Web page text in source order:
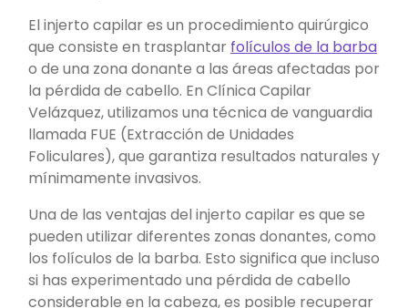
El injerto capilar es un procedimiento quirúrgico
que consiste en trasplantar folículos de la barba
o de una zona donante a las áreas afectadas por
la pérdida de cabello. En Clínica Capilar
Velázquez, utilizamos una técnica de vanguardia
llamada FUE (Extracción de Unidades
Foliculares), que garantiza resultados naturales y
mínimamente invasivos.
Una de las ventajas del injerto capilar es que se
pueden utilizar diferentes zonas donantes, como
los folículos de la barba. Esto significa que incluso
si has experimentado una pérdida de cabello
considerable en la cabeza, es posible recuperar